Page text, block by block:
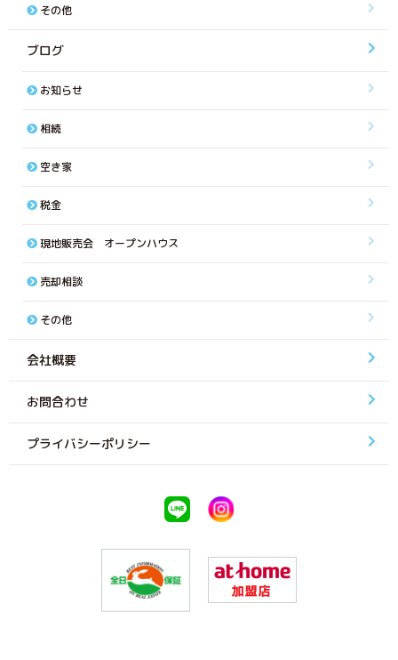
その他
ブログ
お知らせ
相続
空き家
税金
現地販売会 オープンハウス
売却相談
その他
会社概要
お問合わせ
プライバシーポリシー